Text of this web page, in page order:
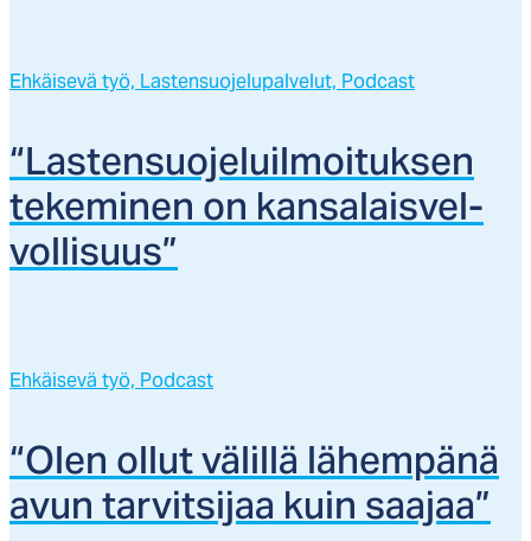
Ehkäisevä työ, Lastensuojelupalvelut, Podcast
“Las­ten­suo­je­luil­moi­tuk­sen
te­ke­mi­nen on kan­sa­lais­vel­
vol­li­suus”
Ehkäisevä työ, Podcast
“Olen ol­lut vä­lil­lä lä­hem­pä­nä
avun tar­vit­si­jaa kuin saa­jaa”